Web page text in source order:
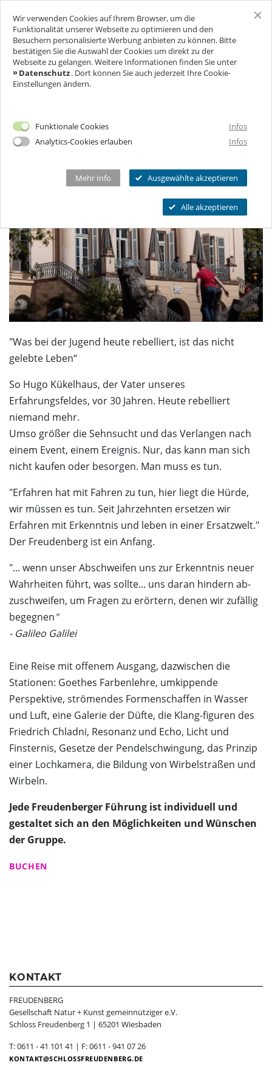
SCHLOSS FREUDENBERG
BESUCH
Ich will Euch besuchen!
Ermäßigungen
Tickets
Programmkalender
Geförderter Besuch
Seniorengruppen
Schlosscafé
FÜR UNTERNEHMEN
Schlosscafé
Dein Fest
Kindergeburtstag
FAQs Kindergeburtstage
Dunkelgastronomie
Nachtmahl
Frühstück in der Dunkelbar
Weinprobe in der Dunkelbar
THEATER & KULTUR
Wanderbühne Freudenberg
Anstehende Kulturveranstaltungen
MEHR INFOS...
Öffnungszeiten
Eintrittspreise
Ermäßigungen
Kontakt
Newsletter
Ticketshop
Was ist das Erfahrungsfeld?
Mobiles Erfahrungsfeld
Naturkita LA LE LU
Stellenangebote
Presse
Spenden
Schloss-Podcast
FREUDENBERGER FÜHRUNG
"Was bei der Jugend heute rebelliert, ist das nicht
gelebte Leben“
So Hugo Kükelhaus, der Vater unseres
Erfahrungsfeldes, vor 30 Jahren. Heute rebelliert
niemand mehr.
Umso größer die Sehnsucht und das Verlangen nach
einem Event, einem Ereignis. Nur, das kann man sich
nicht kaufen oder besorgen. Man muss es tun.
"Erfahren hat mit Fahren zu tun, hier liegt die Hürde,
wir müssen es tun. Seit Jahrzehnten ersetzen wir
Erfahren mit Erkenntnis und leben in einer Ersatzwelt."
Der Freudenberg ist ein Anfang.
"... wenn unser Abschweifen uns zur Erkenntnis neuer
Wahrheiten führt, was sollte... uns daran hindern ab-
zuschweifen, um Fragen zu erörtern, denen wir zufällig
begegnen"
- Galileo Galilei
Eine Reise mit offenem Ausgang, dazwischen die
Stationen: Goethes Farbenlehre, umkippende
Perspektive, strömendes Formenschaffen in Wasser
und Luft, eine Galerie der Düfte, die Klang-figuren des
Friedrich Chladni, Resonanz und Echo, Licht und
Finsternis, Gesetze der Pendelschwingung, das Prinzip
einer Lochkamera, die Bildung von Wirbelstraßen und
Wirbeln.
Jede Freudenberger Führung ist individuell und
gestaltet sich an den Möglichkeiten und Wünschen
der Gruppe.
BUCHEN
KONTAKT
FREUDENBERG
Gesellschaft Natur + Kunst gemeinnütziger e.V.
Schloss Freudenberg 1 | 65201 Wiesbaden
T: 0611 - 41 101 41 | F: 0611 - 941 07 26
KONTAKT SCHLOSSFREUDENBERG.DE
Wir verwenden Cookies auf Ihrem Browser, um die
Funktionalität unserer Webseite zu optimieren und den
Besuchern personalisierte Werbung anbieten zu können. Bitte
bestätigen Sie die Auswahl der Cookies um direkt zu der
Webseite zu gelangen. Weitere Informationen finden Sie unter
Datenschutz. Dort können Sie auch jederzeit Ihre Cookie-
Einstellungen ändern.
Funktionale Cookies
Infos
Analytics-Cookies erlauben
Infos
Mehr Info Ausgewählte akzeptieren
Alle akzeptieren